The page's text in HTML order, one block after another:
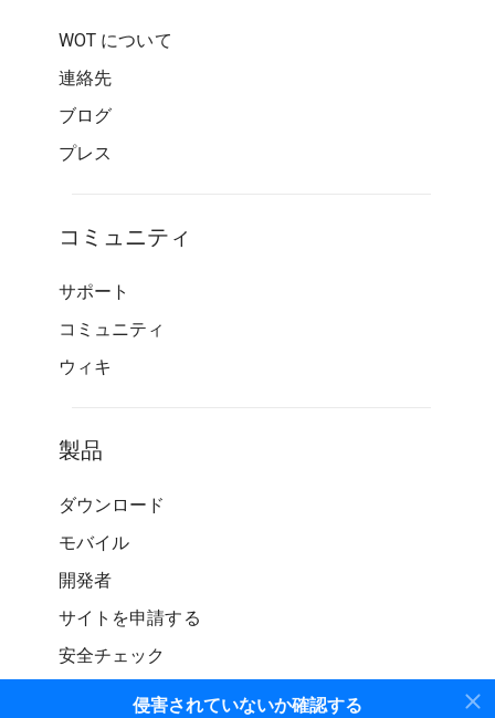
侵害されていないか確認する
WOT について
連絡先
ブログ
プレス
コミュニティ
サポート
コミュニティ
ウィキ
製品
ダウンロード
モバイル
開発者
サイトを申請する
安全チェック